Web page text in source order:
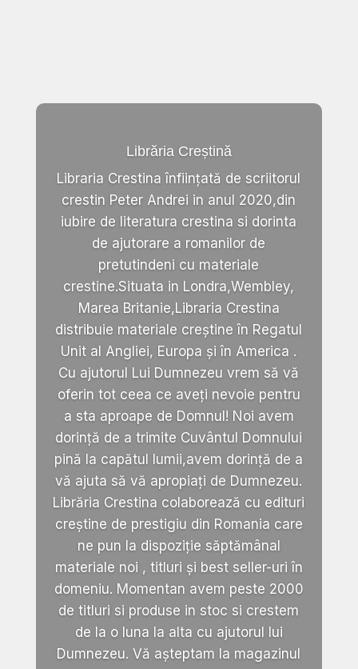
Librăria Creștină
Libraria Crestina înființată de scriitorul
crestin Peter Andrei in anul 2020,din
iubire de literatura crestina si dorinta
de ajutorare a romanilor de
pretutindeni cu materiale
crestine.Situata in Londra,Wembley,
Marea Britanie,Libraria Crestina
distribuie materiale creștine în Regatul
Unit al Angliei, Europa și în America .
Cu ajutorul Lui Dumnezeu vrem să vă
oferin tot ceea ce aveți nevoie pentru
a sta aproape de Domnul! Noi avem
dorință de a trimite Cuvântul Domnului
pină la capătul lumii,avem dorință de a
vă ajuta să vă apropiați de Dumnezeu.
Librăria Crestina colaborează cu edituri
creștine de prestigiu din Romania care
ne pun la dispoziție săptămânal
materiale noi , titluri și best seller-uri în
domeniu. Momentan avem peste 2000
de titluri si produse in stoc si crestem
de la o luna la alta cu ajutorul lui
Dumnezeu. Vă așteptam la magazinul